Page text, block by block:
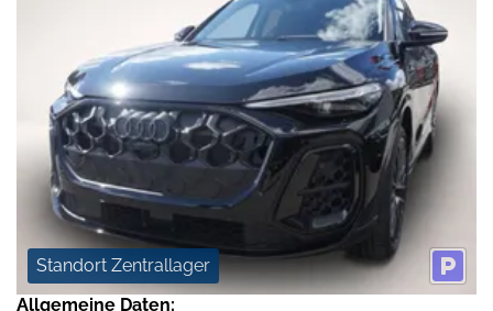
Standort Zentrallager
Allgemeine Daten: